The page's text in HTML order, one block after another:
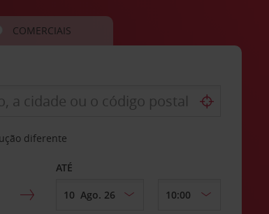
COMERCIAIS
diferente
ATÉ